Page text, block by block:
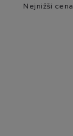
Nejnižší